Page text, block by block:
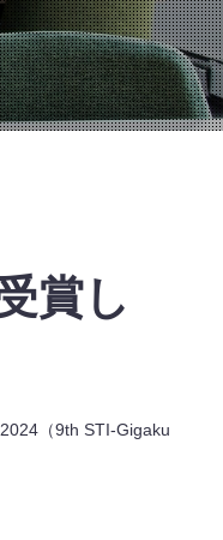
賞し
（9th STI-Gigaku